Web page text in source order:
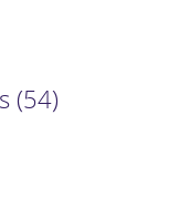
(54)